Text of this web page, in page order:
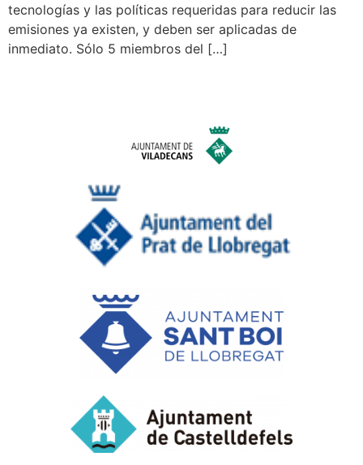
tecnologías y las políticas requeridas para reducir las
emisiones ya existen, y deben ser aplicadas de
inmediato. Sólo 5 miembros del […]